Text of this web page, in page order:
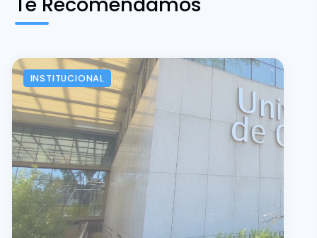
INSTITUCIONAL